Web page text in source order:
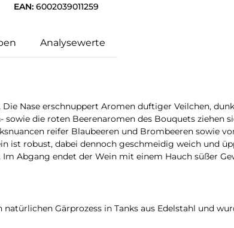
EAN: 6002039011259
Analysewerte
Nase erschnuppert Aromen duftiger Veilchen,
die roten Beerenaromen des Bouquets ziehen
reifer Blaubeeren und Brombeeren sowie
ist robust, dabei dennoch geschmeidig weich und
Abgang endet der Wein mit einem Hauch süßer
Gärprozess in Tanks aus Edelstahl und